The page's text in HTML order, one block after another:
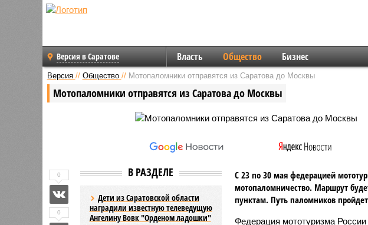
Версия в Саратове Власть Общество Бизнес
Версия // Общество // Мотопаломники отправятся из Саратова до Москвы
Мотопаломники отправятся из Саратова до Москвы
В РАЗДЕЛЕ
Дети из Саратовской области
наградили известную телеведущую
Ангелину Вовк "Орденом ладошки"
С 23 по 30 мая федерацией
мотопаломничество. Маршрут
пунктам. Путь паломников
Федерация мототуризма
0
0